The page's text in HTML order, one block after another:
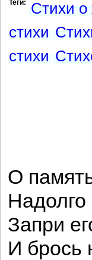
Теги: Стихи о
стихи
стихи
О
Надолго
Запри
И брось